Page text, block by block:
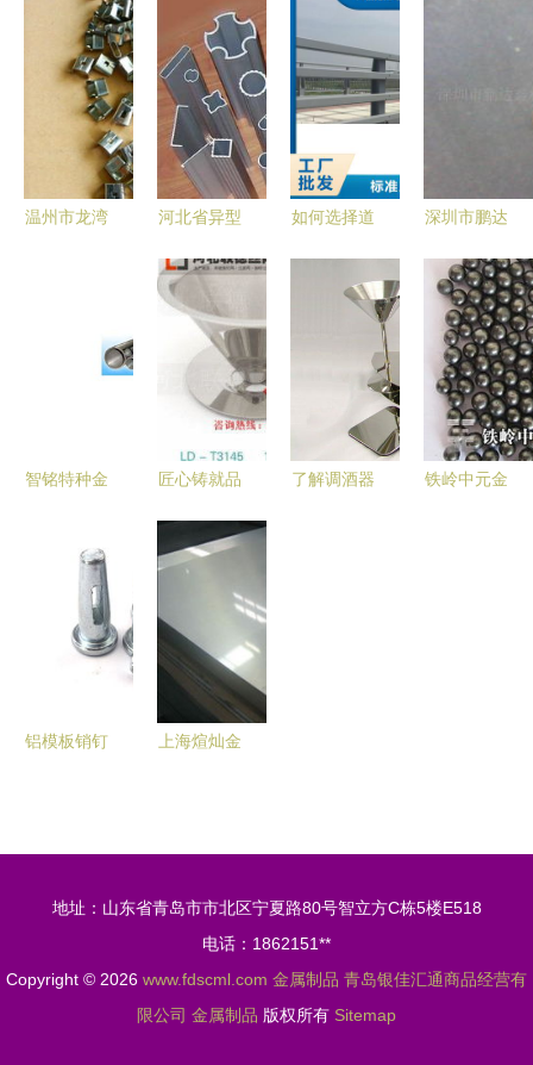
温州市龙湾
202不锈钢
河北省异型
采 霸州市
华龙伟业金
属制品公司
产品一览
如何选择道
的金属制品
因素与实用
深圳市鹏达
制品 专业
电子加工产
品与金属制
品清单
智铭特种金
密制造，产
品矩阵与最
新动态全解
匠心铸就品
壶专家——
康方岩振美
金属制品厂
了解调酒器
铁岭中元金
铝模板销钉
上海煊灿金
商
地址：山东省青岛市市北区宁夏路80号智立方C栋5楼E518
电话：1862151**
Copyright © 2026 www.fdscml.com 金属制品 青岛银佳汇通商品经营有
限公司 金属制品 版权所有 Sitemap